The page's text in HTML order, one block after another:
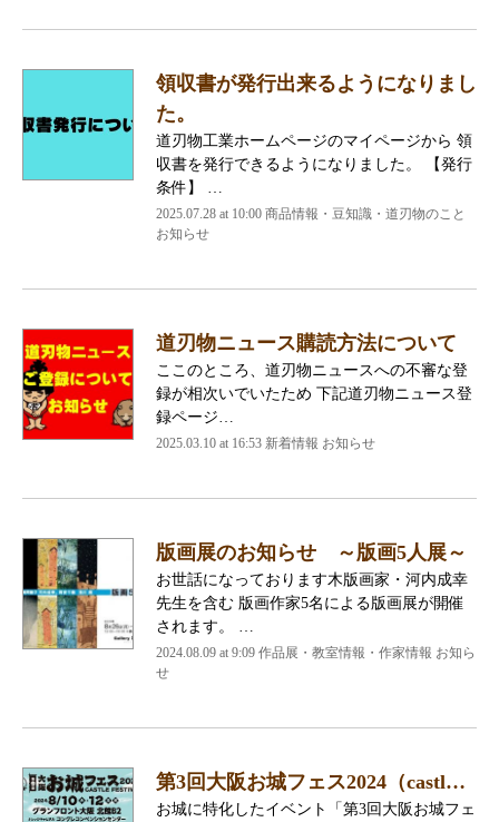
領収書が発行出来るようになりまし
た。
道刃物工業ホームページのマイページから 領
収書を発行できるようになりました。 【発行
条件】 …
2025.07.28 at 10:00 商品情報・豆知識・道刃物のこと
お知らせ
道刃物ニュース購読方法について
ここのところ、道刃物ニュースへの不審な登
録が相次いでいたため 下記道刃物ニュース登
録ページ…
2025.03.10 at 16:53 新着情報 お知らせ
版画展のお知らせ ～版画5人展～
お世話になっております木版画家・河内成幸
先生を含む 版画作家5名による版画展が開催
されます。 …
2024.08.09 at 9:09 作品展・教室情報・作家情報 お知ら
せ
第3回大阪お城フェス2024（castl…
お城に特化したイベント「第3回大阪お城フェ